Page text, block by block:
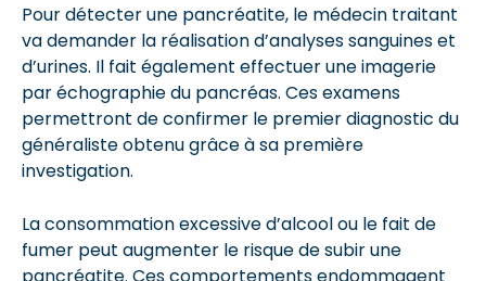
Pour détecter une pancréatite, le médecin traitant
va demander la réalisation d’analyses sanguines et
d’urines. Il fait également effectuer une imagerie
par échographie du pancréas. Ces examens
permettront de confirmer le premier diagnostic du
généraliste obtenu grâce à sa première
investigation.
La consommation excessive d’alcool ou le fait de
fumer peut augmenter le risque de subir une
pancréatite. Ces comportements endommagent